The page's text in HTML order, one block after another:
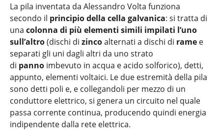
La pila inventata da Alessandro Volta funziona
secondo il principio della cella galvanica: si tratta di
una colonna di più elementi simili impilati l’uno
sull’altro(dischi di zincoalternati a dischi di rame e
separati gli uni dagli altri da uno strato
di panno imbevuto in acqua e acido solforico), detti,
appunto, elementi voltaici. Le due estremità della pila
sono detti poli e, e collegandoli per mezzo di un
conduttore elettrico, si genera un circuito nel quale
passa corrente continua, producendo quindi energia
indipendente dalla rete elettrica.